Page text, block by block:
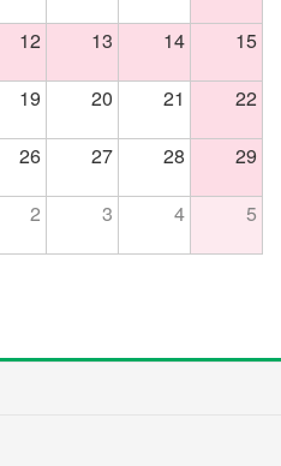
12 13 14 15
19 20 21 22
26 27 28 29
2 3 4 5